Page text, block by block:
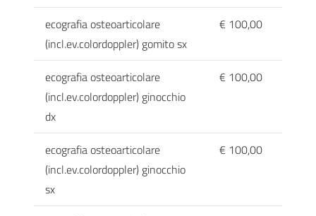
ecografia osteoarticolare
(incl.ev.colordoppler) gomito sx
€ 100,00
ecografia osteoarticolare
(incl.ev.colordoppler) ginocchio
dx
€ 100,00
ecografia osteoarticolare
(incl.ev.colordoppler) ginocchio
sx
€ 100,00